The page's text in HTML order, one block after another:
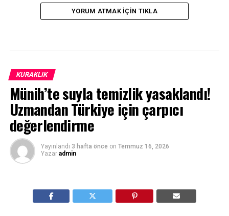
YORUM ATMAK IÇIN TIKLA
KURAKLIK
Münih’te suyla temizlik yasaklandı!
Uzmandan Türkiye için çarpıcı
değerlendirme
Yayınlandı 3 hafta önce on Temmuz 16, 2026
Yazar admin